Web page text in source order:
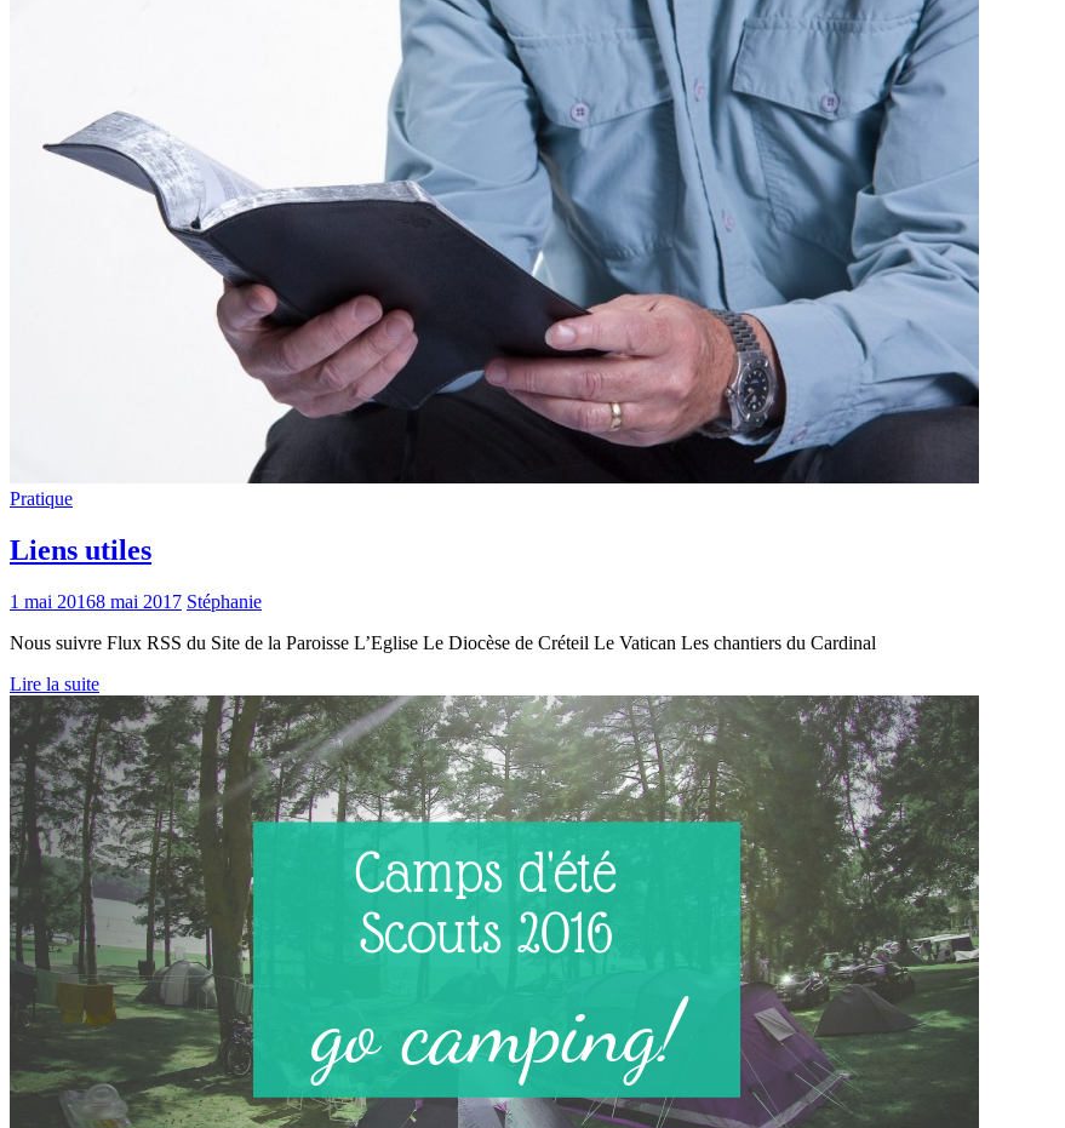
Pratique
Liens utiles
1 mai 20168 mai 2017 Stéphanie
Nous suivre Flux RSS du Site de la Paroisse L’Eglise Le Diocèse de Créteil Le Vatican Les chantiers du Cardinal
Lire la suite